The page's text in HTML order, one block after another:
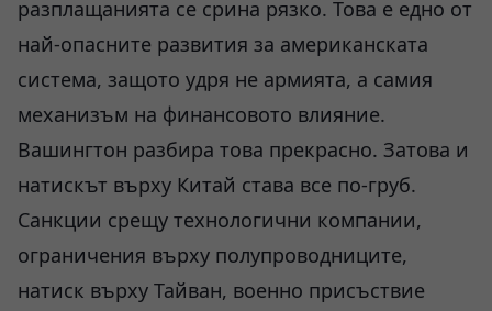
разплащанията се срина рязко. Това е едно от
най-опасните развития за американската
система, защото удря не армията, а самия
механизъм на финансовото влияние.
Вашингтон разбира това прекрасно. Затова и
натискът върху Китай става все по-груб.
Санкции срещу технологични компании,
ограничения върху полупроводниците,
натиск върху Тайван, военно присъствие